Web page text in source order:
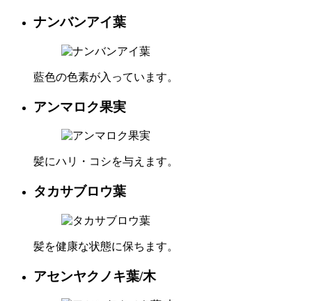
ナンバンアイ葉
藍色の色素が入っています。
アンマロク果実
髪にハリ・コシを与えます。
タカサブロウ葉
髪を健康な状態に保ちます。
アセンヤクノキ葉/木